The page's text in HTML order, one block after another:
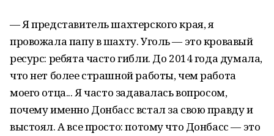
— Я представитель шахтерского края, я
провожала папу в шахту. Уголь — это кровавый
ресурс: ребята часто гибли. До 2014 года думала,
что нет более страшной работы, чем работа
моего отца... Я часто задавалась вопросом,
почему именно Донбасс встал за свою правду и
выстоял. А все просто: потому что Донбасс — это